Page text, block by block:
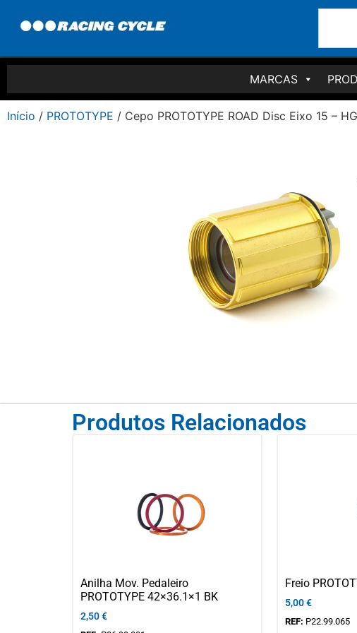
MARCAS
Início / PROTOTYPE / Cepo PROTOTYPE ROAD Disc Eixo 15 –
Produtos Relacionados
Anilha Mov. Pedaleiro
PROTOTYPE 42×36.1×1 BK
2,50€
Freio
5,00€
REF: P22.99.065